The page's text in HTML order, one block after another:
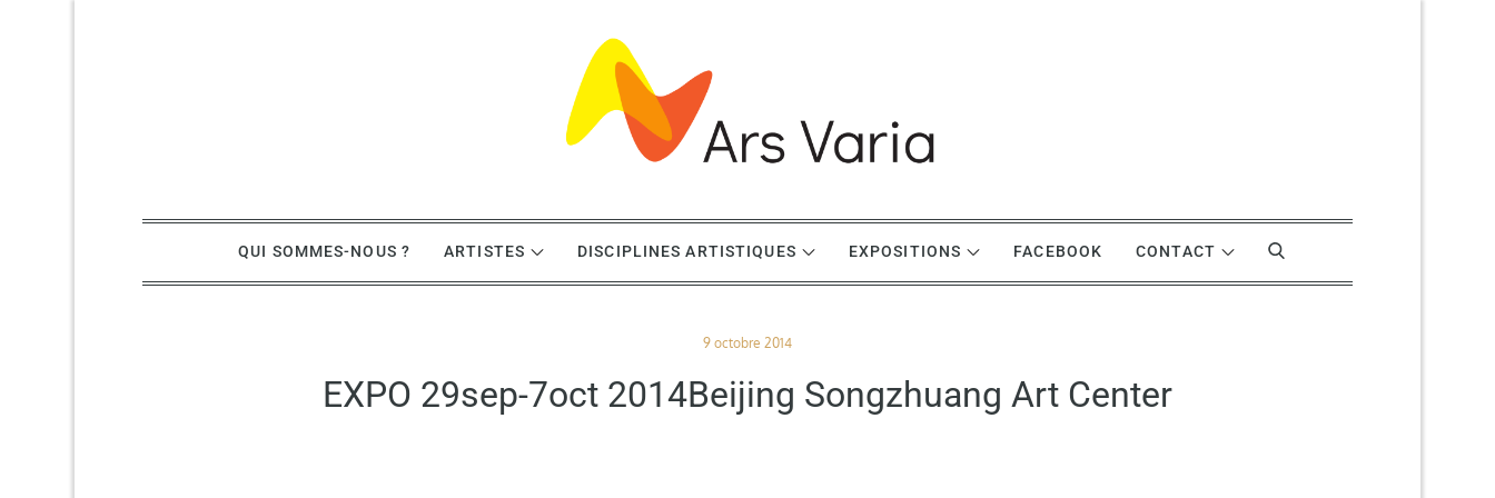
QUI SOMMES-NOUS ? ARTISTES DISCIPLINES ARTISTIQUES EXPOSITIONS FACEBOOK CONTACT
Posted
9 octobre 2014
EXPO 29sep-7oct 2014Beijing Songzhuang Art Center